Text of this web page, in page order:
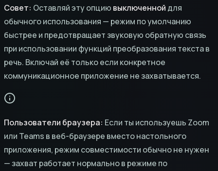
Совет: Оставляй эту опцию выключенной для
обычного использования — режим по умолчанию
быстрее и предотвращает звуковую обратную связь
при использовании функций преобразования текста в
речь. Включай её только если конкретное
коммуникационное приложение не захватывается.
Пользователи браузера: Если ты используешь Zoom
или Teams в веб-браузере вместо настольного
приложения, режим совместимости обычно не нужен
— захват работает нормально в режиме по